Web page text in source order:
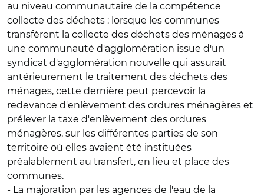
au niveau communautaire de la compétence
collecte des déchets : lorsque les communes
transfèrent la collecte des déchets des ménages à
une communauté d'agglomération issue d'un
syndicat d'agglomération nouvelle qui assurait
antérieurement le traitement des déchets des
ménages, cette dernière peut percevoir la
redevance d'enlèvement des ordures ménagères et
prélever la taxe d'enlèvement des ordures
ménagères, sur les différentes parties de son
territoire où elles avaient été instituées
préalablement au transfert, en lieu et place des
communes.
- La majoration par les agences de l'eau de la